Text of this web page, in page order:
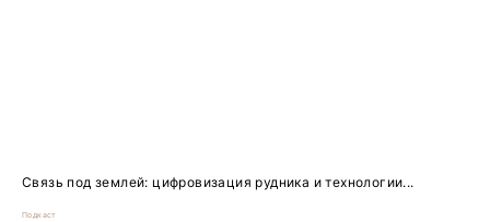
Связь под землей: цифровизация рудника и технологии...
Подкаст